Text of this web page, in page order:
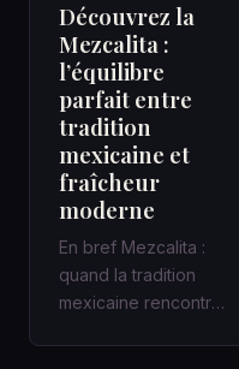
Découvrez la
Mezcalita :
l’équilibre
parfait entre
tradition
mexicaine et
fraîcheur
moderne
En bref Mezcalita :
quand la tradition
mexicaine rencontre